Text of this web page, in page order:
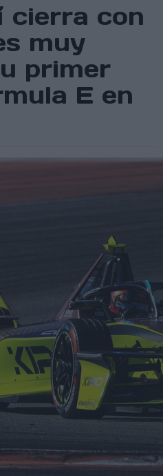
cierra con
muy
primer
E en